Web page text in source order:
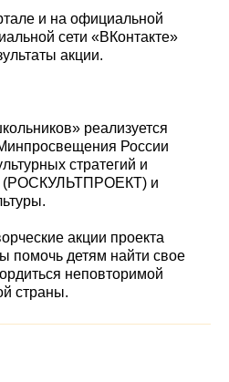
и на официальной
сети «ВКонтакте»
акции.
реализуется
России
стратегий и
(РОСКУЛЬТПРОЕКТ) и
акции проекта
помочь детям найти свое
неповторимой
страны.